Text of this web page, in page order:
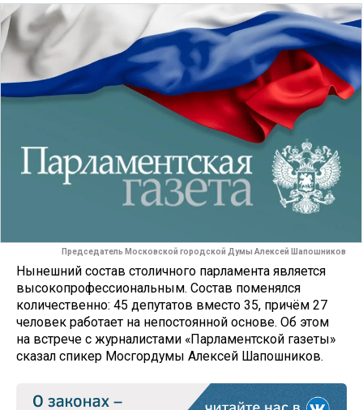
Председатель Московской городской Думы Алексей Шапошников
Нынешний состав столичного парламента является
высокопрофессиональным. Состав поменялся
количественно: 45 депутатов вместо 35, причём 27
человек работает на непостоянной основе. Об этом
на встрече с журналистами «Парламентской газеты»
сказал спикер Мосгордумы Алексей Шапошников.